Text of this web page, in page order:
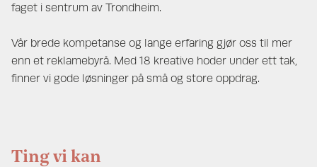
faget i sentrum av Trondheim.
Vår brede kompetanse og lange erfaring gjør oss til mer
enn et reklamebyrå. Med 18 kreative hoder under ett tak,
finner vi gode løsninger på små og store oppdrag.
Ting vi kan